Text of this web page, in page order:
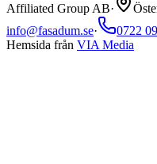
Affiliated Group AB·
info@fasadum.se·
0722
Hemsida från VIA Media